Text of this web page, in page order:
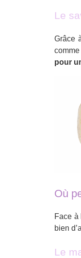
Le
Grâce
pour
Où
Face à
bien
Le